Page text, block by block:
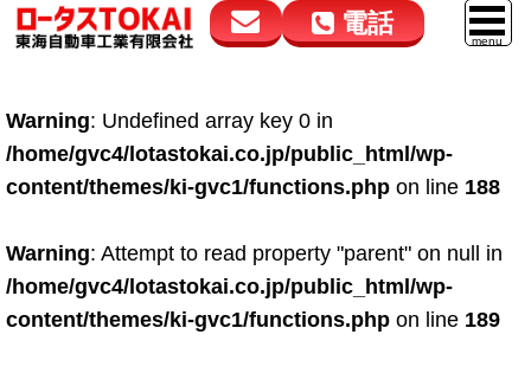
電話
050-5264-4432
9:00～18:00
050-5264-4433
9:00～18:00
車販売
スマイル車検
鈑金・塗装
点検・整備
Warning: Undefined array key 0 in
/home/gvc4/lotastokai.co.jp/public_html/wp-
content/themes/ki-gvc1/functions.php on line 188
Warning: Attempt to read property "parent" on null in
/home/gvc4/lotastokai.co.jp/public_html/wp-
content/themes/ki-gvc1/functions.php on line 189